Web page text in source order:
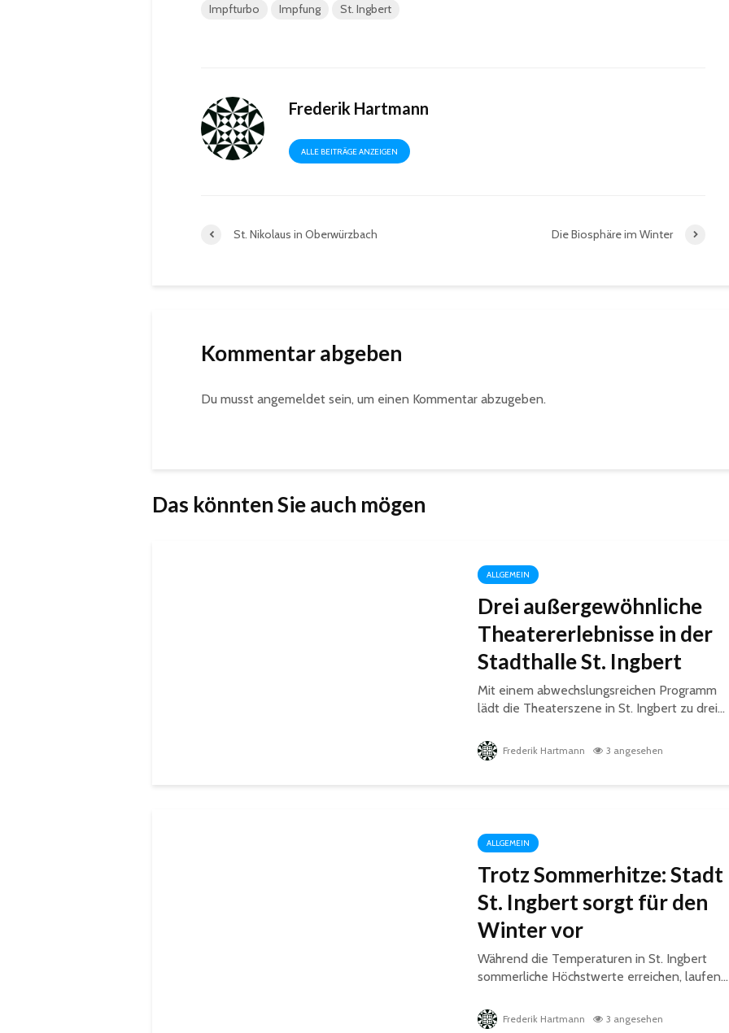
Impfturbo Impfung St. Ingbert
Frederik Hartmann
ALLE BEITRÄGE ANZEIGEN
St. Nikolaus in Oberwürzbach Die Biosphäre im Winter
Kommentar abgeben
Du musst angemeldet sein, um einen Kommentar abzugeben.
Das könnten Sie auch mögen
ALLGEMEIN
Drei außergewöhnliche
Theatererlebnisse in der
Stadthalle St. Ingbert
Mit einem abwechslungsreichen Programm
lädt die Theaterszene in St. Ingbert zu drei...
Frederik Hartmann 3 angesehen
ALLGEMEIN
Trotz Sommerhitze: Stadt
St. Ingbert sorgt für den
Winter vor
Während die Temperaturen in St. Ingbert
sommerliche Höchstwerte erreichen, laufen...
Frederik Hartmann 3 angesehen